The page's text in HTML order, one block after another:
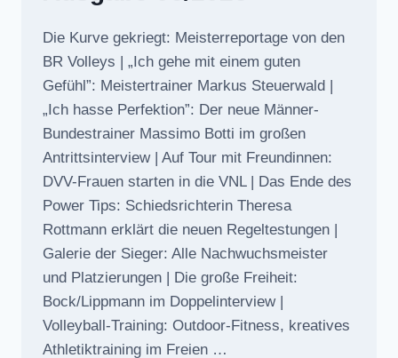
Die Kurve gekriegt: Meisterreportage von den
BR Volleys | „Ich gehe mit einem guten
Gefühl”: Meistertrainer Markus Steuerwald |
„Ich hasse Perfektion”: Der neue Männer-
Bundestrainer Massimo Botti im großen
Antrittsinterview | Auf Tour mit Freundinnen:
DVV-Frauen starten in die VNL | Das Ende des
Power Tips: Schiedsrichterin Theresa
Rottmann erklärt die neuen Regeltestungen |
Galerie der Sieger: Alle Nachwuchsmeister
und Platzierungen | Die große Freiheit:
Bock/Lippmann im Doppelinterview |
Volleyball-Training: Outdoor-Fitness, kreatives
Athletiktraining im Freien …